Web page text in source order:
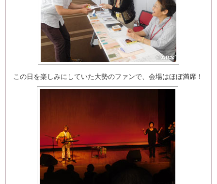
この日を楽しみにしていた大勢のファンで、会場はほぼ満席！